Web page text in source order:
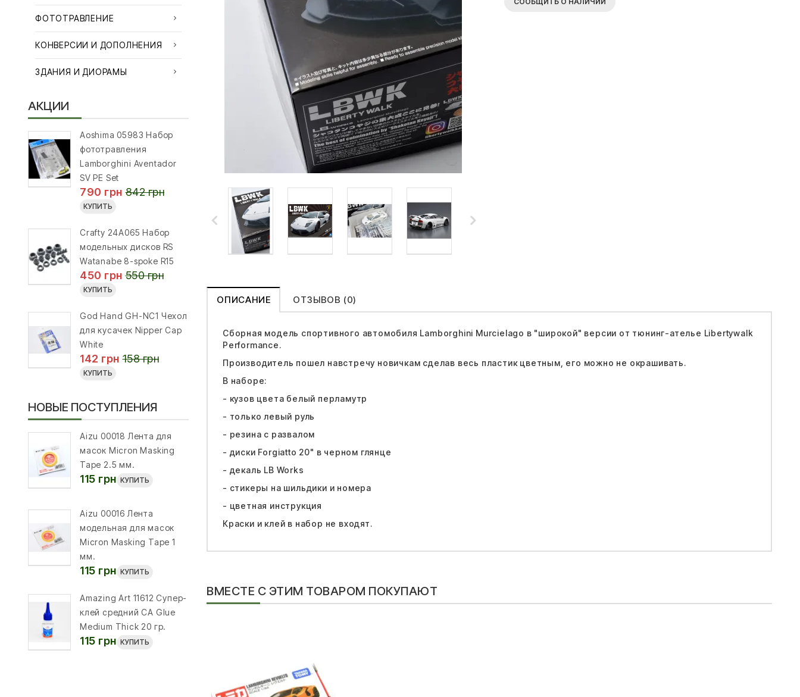
ФОТОТРАВЛЕНИЕ
КОНВЕРСИИ И ДОПОЛНЕНИЯ
ЗДАНИЯ И ДИОРАМЫ
АКЦИИ
Aoshima 05983 Набор
фототравления
Lamborghini Aventador
SV PE Set
790 грн 842 грн
КУПИТЬ
Crafty 24A065 Набор
модельных дисков RS
Watanabe 8-spoke R15
450 грн 550 грн
КУПИТЬ
God Hand GH-NC1 Чехол
для кусачек Nipper Cap
White
142 грн 158 грн
КУПИТЬ
НОВЫЕ ПОСТУПЛЕНИЯ
Aizu 00018 Лента для
масок Micron Masking
Tape 2.5 мм.
115 грн КУПИТЬ
Aizu 00016 Лента
модельная для масок
Micron Masking Tape 1
мм.
115 грн КУПИТЬ
Amazing Art 11612 Супер-
клей средний CA Glue
Medium Thick 20 гр.
115 грн КУПИТЬ
ОПИСАНИЕ ОТЗЫВОВ (0)
Сборная модель спортивного автомобиля Lamborghini Murcielago в "широкой" версии от тюнинг-ателье Libertywalk
Performance.
Производитель пошел навстречу новичкам сделав весь пластик цветным, его можно не окрашивать.
В наборе:
- кузов цвета белый перламутр
- только левый руль
- резина с развалом
- диски Forgiatto 20" в черном глянце
- декаль LB Works
- стикеры на шильдики и номера
- цветная инструкция
Краски и клей в набор не входят.
ВМЕСТЕ С ЭТИМ ТОВАРОМ ПОКУПАЮТ